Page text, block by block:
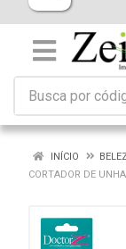
INÍCIO
CORTADOR DE